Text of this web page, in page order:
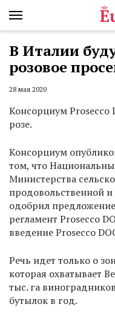
В Италии
розовое
28 мая 2020
Консорциум Prosecco
розе.
Консорциум
том, что
Министерства
продовольственной
одобрил
регламент Prosecco
введение Prosecco
Речь идет только о
которая охватывает
тыс. га
бутылок в год.